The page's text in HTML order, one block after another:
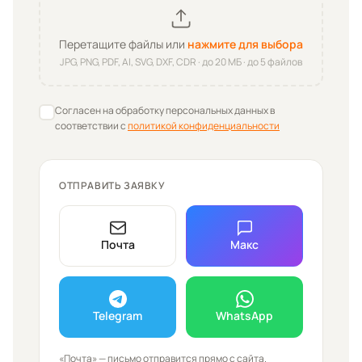
Перетащите файлы или нажмите для выбора
JPG, PNG, PDF, AI, SVG, DXF, CDR · до20МБ · до 5 файлов
Согласен на обработку персональных данных в
соответствии сполитикой конфиденциальности
ОТПРАВИТЬ ЗАЯВКУ
Почта Макс
Telegram WhatsApp
«Почта» — письмо отправится прямо с сайта.